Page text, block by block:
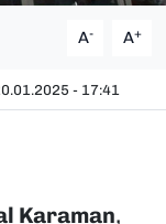
A- A+
- 17:41
Karaman,